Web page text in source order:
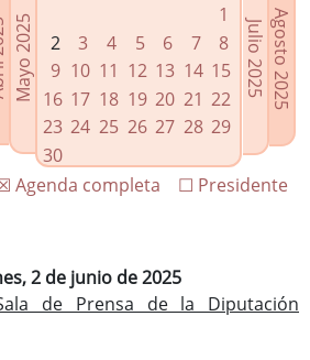
relacionados
de gobierno
Mayo 2025
1
2
3 4 5 6 7
8
9 10 11 12 13 14 15
16 17 18 19 20 21 22
23 24 25 26 27 28 29
30
Agosto 2025
Julio 2025
☐ Presidente
Agenda completa
2 de junio de 2025
de Prensa de la Diputación